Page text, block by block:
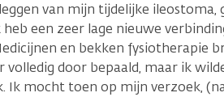
van mijn tijdelijke
een zeer lage nieuwe
en bekken fysiotherapie
volledig door bepaald, maar ik
Ik mocht toen op mijn verzoek,